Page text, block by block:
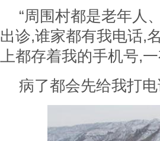
“周围村都是老年人
出诊,谁家都有我电话,
上都存着我的手机号,
病了都会先给我打